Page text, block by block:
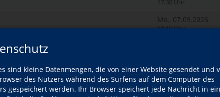
sind kleine Datenmengen, die von einer Website gesendet und
des Nutzers während des Surfens auf dem Computer des
gespeichert werden. Ihr Browser speichert jede Nachricht in
17:30 Uhr
Mo., 07.09.2026
19:10 Uhr
Di., 08.09.2026
18:55 Uhr